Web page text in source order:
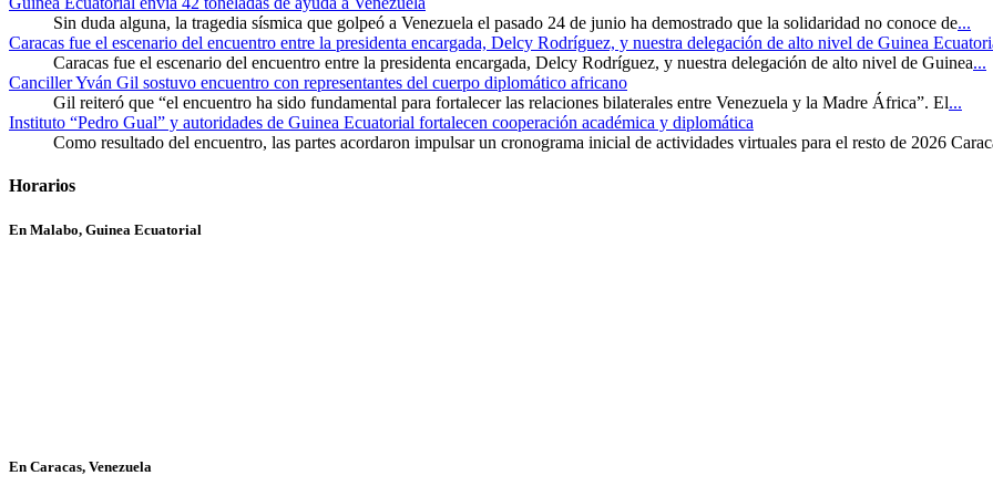
Sin duda alguna, la tragedia sísmica que golpeó a Venezuela el pasado 24 de junio ha demostrado que la solidaridad no conoce de...
Caracas fue el escenario del encuentro entre la presidenta encargada, Delcy Rodríguez, y nuestra delegación de alto nivel de Guinea
Caracas fue el escenario del encuentro entre la presidenta encargada, Delcy Rodríguez, y nuestra delegación de alto nivel de Guinea...
Canciller Yván Gil sostuvo encuentro con representantes del cuerpo diplomático africano
Gil reiteró que “el encuentro ha sido fundamental para fortalecer las relaciones bilaterales entre Venezuela y la Madre África”. El...
Instituto “Pedro Gual” y autoridades de Guinea Ecuatorial fortalecen cooperación académica y diplomática
Como resultado del encuentro, las partes acordaron impulsar un cronograma inicial de actividades virtuales para el resto de 2026
Horarios
En Malabo, Guinea Ecuatorial
En Caracas, Venezuela